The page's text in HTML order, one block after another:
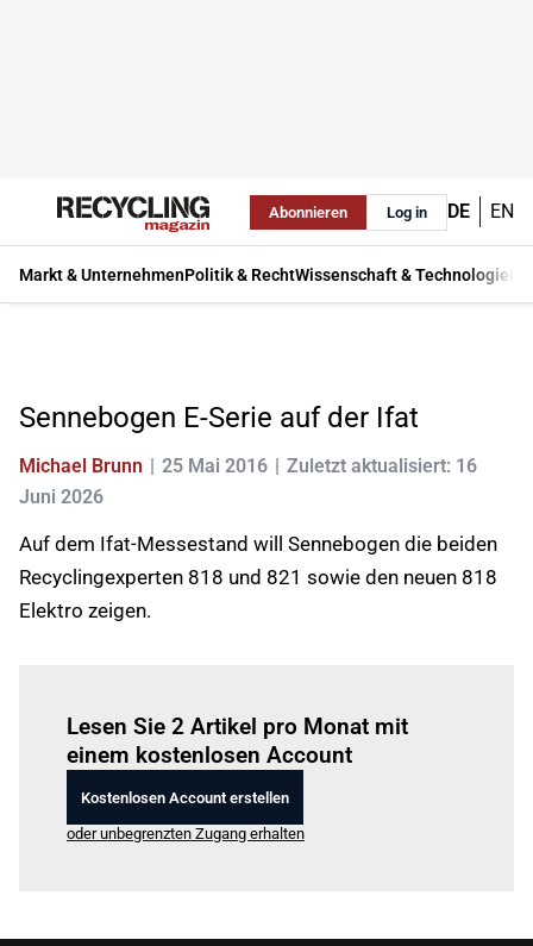
Abonnieren Log in DE EN
Markt & UnternehmenPolitik & RechtWissenschaft & Technologie
Sennebogen E-Serie auf der Ifat
Michael Brunn 25 Mai 2016
Zuletzt aktualisiert: 16
Juni 2026
Auf dem Ifat-Messestand will Sennebogen die beiden
Recyclingexperten 818 und 821 sowie den neuen 818
Elektro zeigen.
Lesen Sie 2 Artikel pro Monat mit
einem kostenlosen Account
Kostenlosen Account erstellen
oder unbegrenzten Zugang erhalten